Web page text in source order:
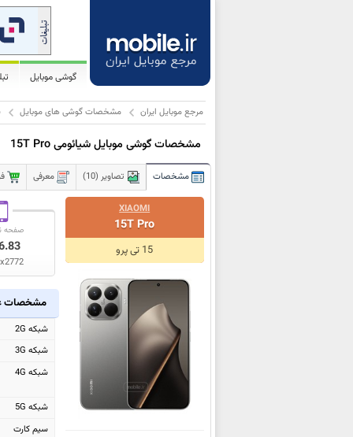
گوشی موبایل
مرجع موبایل ایران مشخصات گوشی های موبایل
مشخصات گوشی موبایل شیائومی 15T Pro
مشخصات تصاویر (10) معرفی
XIAOMI
15T Pro
15 تی پرو
صفحه
مشخصات
شبکه 2G
شبکه 3G
شبکه 4G
شبکه 5G
سیم کارت